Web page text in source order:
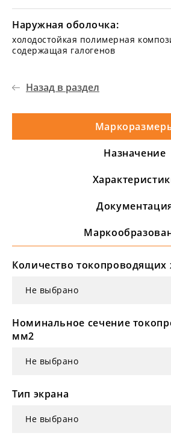
Наружная оболочка:
холодостойкая полимерная
содержащая галогенов
Назад в раздел
Назначение
Количество токопроводящих
Не выбрано
Номинальное сечение
мм2
Не выбрано
Тип экрана
Не выбрано